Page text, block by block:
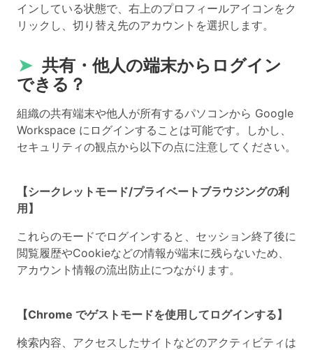
インしている状態で、右上のプロフィールアイコンをク
リックし、切り替え先のアカウントを選択します。
➤ 共有・他人の端末からログイン
できる？
組織の共有端末や他人が所有するパソコンから Google
Workspace にログインすることは可能です。しかし、
セキュリティの観点から以下の点に注意してください。
【シークレットモード/プライベートブラウジングの利
用】
これらのモードでログインすると、セッション終了後に
閲覧履歴やCookieなどの情報が端末に残らないため、
アカウント情報の流出防止につながります。
【Chrome でゲストモードを使用してログインする】
検索内容、アクセスしたサイトなどのアクティビティは